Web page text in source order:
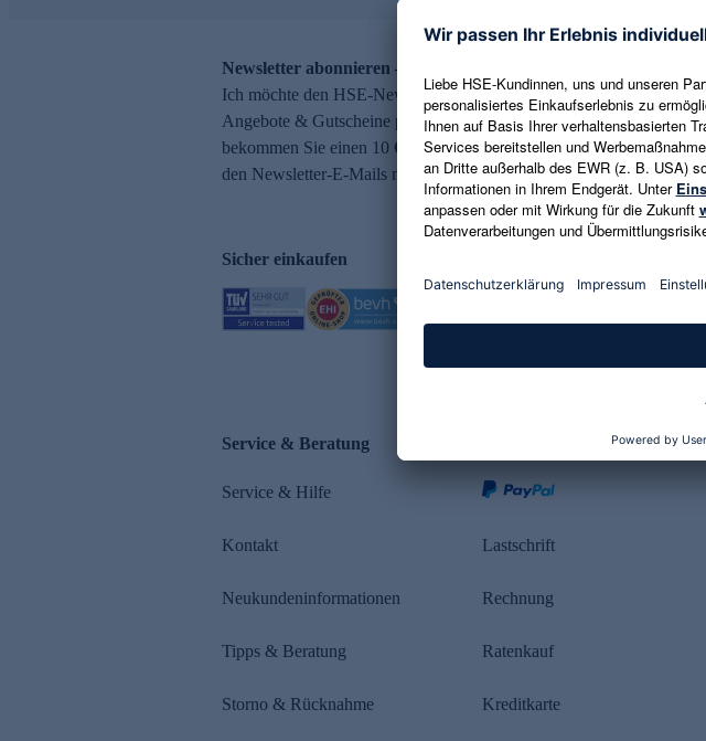
Newsletter abonnieren – 10 € Gutschein erhalten
Ich möchte den HSE-Newsletter abonnieren und aktuelle Trends,
Angebote & Gutscheine per E-Mail erhalten. Als Dankeschön
bekommen Sie einen 10 € Gutschein. Eine Abmeldung ist jederzeit in
den Newsletter-E-Mails möglich.
Sicher einkaufen
Service & Beratung
Service & Hilfe
Kontakt
Neukundeninformationen
Tipps & Beratung
Storno & Rücknahme
Lastschrift
Rechnung
Ratenkauf
Kreditkarte